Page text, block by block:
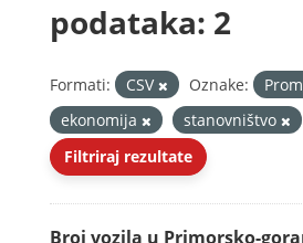
podataka: 2
Formati: CSV Oznake:
ekonomija
stanovništvo
Filtriraj rezultate
Broj vozila u Primorsko-